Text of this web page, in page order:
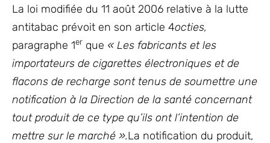
La loi modifiée du 11 août 2006 relative à la lutte
antitabac prévoit en son article 4octies,
paragraphe 1er que « Les fabricants et les
importateurs de cigarettes électroniques et de
flacons de recharge sont tenus de soumettre une
notification à la Direction de la santé concernant
tout produit de ce type qu’ils ont l’intention de
mettre sur le marché ».La notification du produit,